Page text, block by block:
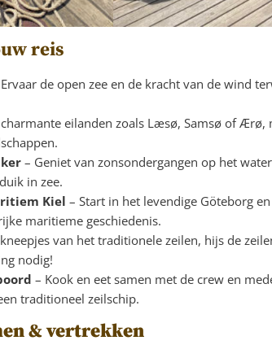
reis
de open zee en de kracht van de wind
eilanden zoals Læsø, Samsø of Ærø,
– Geniet van zonsondergangen op het
in zee.
Kiel – Start in het levendige Göteborg
maritieme geschiedenis.
van het traditionele zeilen, hijs de
nodig!
– Kook en eet samen met de crew en
traditioneel zeilschip.
& vertrekken